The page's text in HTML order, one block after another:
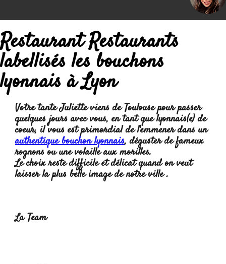
Restaurant Restaurants
labellisés les bouchons
lyonnais à Lyon
Votre tante Juliette viens de Toulouse pour passer
quelques jours avec vous, en tant que lyonnais(e) de
coeur, il vous est primordial de l'emmener dans un
authentique bouchon lyonnais, déguster de fameux
rognons ou une volaille aux morilles.
Le choix reste difficile et délicat quand on veut
laisser la plus belle image de notre ville .
La Team